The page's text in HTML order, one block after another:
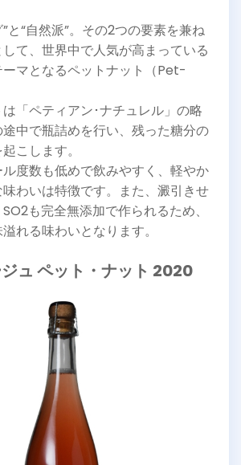
と“自然派”。その2つの要素を兼ね
て、世界中で人気が高まっている
マとなるペットナット（Pet-
「ペティアン･ナチュレル」の略
中で瓶詰めを行い、残った糖分の
こします。
度数も低めで飲みやすく、軽やか
わいは特徴です。また、澱引きせ
も完全無添加で作られるため、
れる味わいとなります。
ュ ペット・ナット 2020